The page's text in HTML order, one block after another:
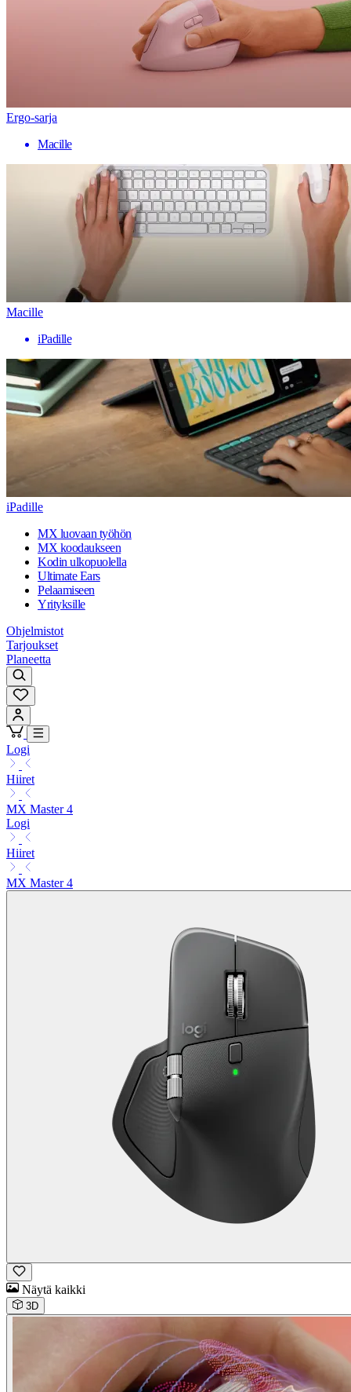
Ergo-sarja
Macille
Macille
iPadille
iPadille
MX luovaan työhön
MX koodaukseen
Kodin ulkopuolella
Ultimate Ears
Pelaamiseen
Yrityksille
Ohjelmistot
Tarjoukset
Planeetta
Logi
Hiiret
MX Master 4
Logi
Hiiret
MX Master 4
Näytä kaikki
3D